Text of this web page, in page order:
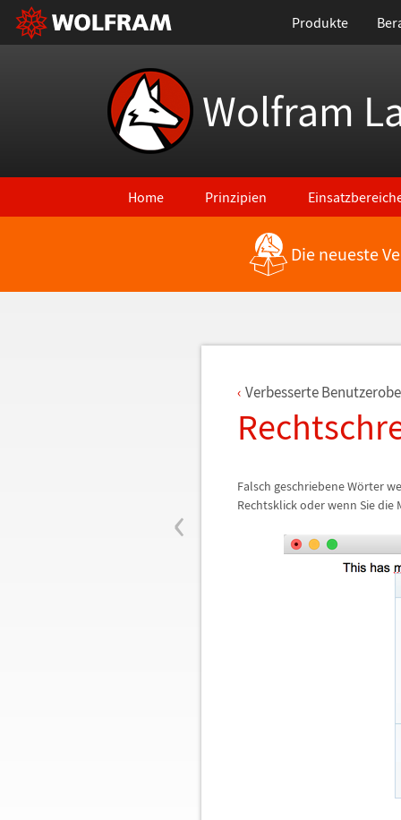
Produkte
Wolfram
Home Prinzipien
Zurück zu den neuesten FeaturesDie neueste
‹
Verbesserte
Falsch geschriebene Wörter
Rechtsklick oder wenn Sie die